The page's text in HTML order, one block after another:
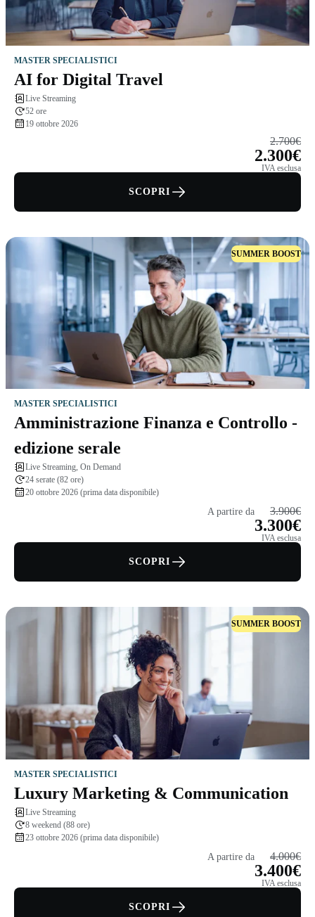
MASTER SPECIALISTICI
AI for Digital Travel
Live Streaming
52 ore
19 ottobre 2026
2.700€
2.300€
IVA esclusa
SCOPRI
SUMMER BOOST
MASTER SPECIALISTICI
Amministrazione Finanza e Controllo -
edizione serale
Live Streaming, On Demand
24 serate (82 ore)
20 ottobre 2026 (prima data disponibile)
A partire da 3.900€
3.300€
IVA esclusa
SCOPRI
SUMMER BOOST
MASTER SPECIALISTICI
Luxury Marketing & Communication
Live Streaming
8 weekend (88 ore)
23 ottobre 2026 (prima data disponibile)
A partire da 4.000€
3.400€
IVA esclusa
SCOPRI